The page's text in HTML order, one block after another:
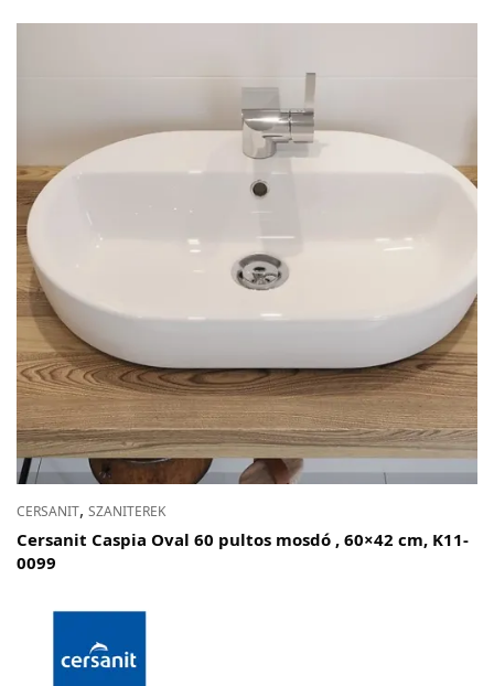
CERSANIT, SZANITEREK
Cersanit Caspia Oval 60 pultos mosdó , 60×42 cm, K11-
0099